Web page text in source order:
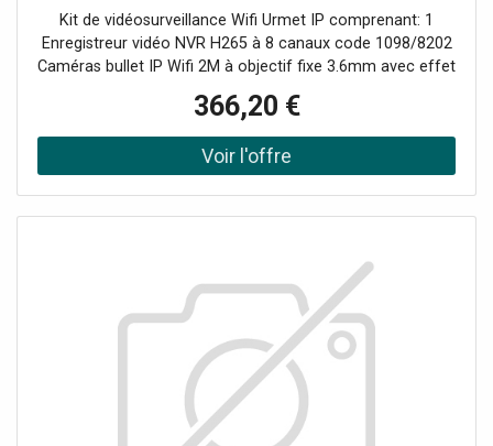
Kit de vidéosurveillance Wifi Urmet IP comprenant: 1
Enregistreur vidéo NVR H265 à 8 canaux code 1098/8202
Caméras bullet IP Wifi 2M à objectif fixe 3.6mm avec effet
pour NVR1 souris1 CD Le kit Wi-Fi 1098/820 permet
d'afficher jusqu'à 8 caméras sans fil 1099/218. La gestion
et la lecture des images en direct peuvent se faire
les petites entreprises. Pour étendre le kit, ajoutez des
caméras 1099/218.
366,20 €